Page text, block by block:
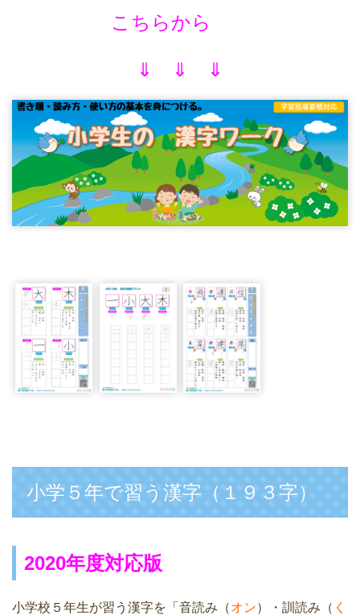
こちらから
⇓ ⇓ ⇓
小学５年で習う漢字（１９３字）
2020年度対応版
小学校５年生が習う漢字を「音読み（オン）・訓読み（ く